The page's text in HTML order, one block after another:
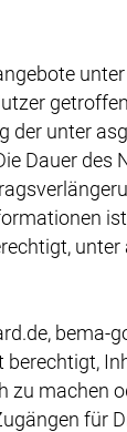
unter
Dauer
machen
für